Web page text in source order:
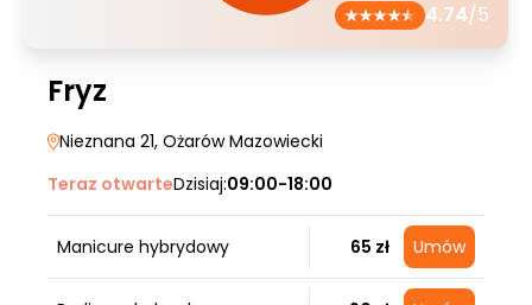
4.74/5
Fryz
Nieznana 21, Ożarów Mazowiecki
Teraz otwarteDzisiaj:09:00-18:00
Manicure hybrydowy 65 zł Umów